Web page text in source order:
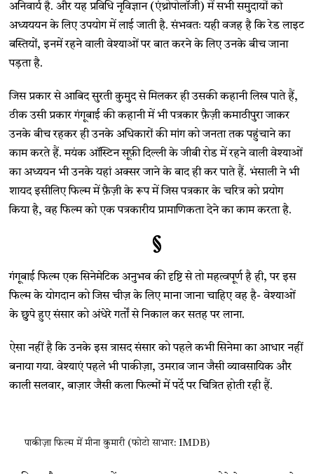
अनिवार्य है. और यह प्रविधि नृविज्ञान (एंथ्रोपोलॉजी) में सभी समुदायों को
अध्यययन के लिए उपयोग में लाई जाती है. संभवतः यही वजह है कि रेड लाइट
बस्तियों, इनमें रहने वाली वेश्याओं पर बात करने के लिए उनके बीच जाना
पड़ता है.
जिस प्रकार से आबिद सुरती कुमुद से मिलकर ही उसकी कहानी लिख पाते हैं,
ठीक उसी प्रकार गंगूबाई की कहानी में भी पत्रकार फ़ैज़ी कमाठीपुरा जाकर
उनके बीच रहकर ही उनके अधिकारों की मांग को जनता तक पहुंचाने का
काम करते हैं. मयंक ऑस्टिन सूफ़ी दिल्ली के जीबी रोड में रहने वाली वेश्याओं
का अध्ययन भी उनके यहां अक्सर जाने के बाद ही कर पाते हैं. भंसाली ने भी
शायद इसीलिए फिल्म में फ़ैज़ी के रूप में जिस पत्रकार के चरित्र को प्रयोग
किया है, वह फिल्म को एक पत्रकारीय प्रामाणिकता देने का काम करता है.
§
गंगूबाई फिल्म एक सिनेमेटिक अनुभव की दृष्टि से तो महत्वपूर्ण है ही, पर इस
फिल्म के योगदान को जिस चीज़ के लिए माना जाना चाहिए वह है- वेश्याओं
के छुपे हुए संसार को अंधेरे गर्तों से निकाल कर सतह पर लाना.
ऐसा नहीं है कि उनके इस त्रासद संसार को पहले कभी सिनेमा का आधार नहीं
बनाया गया. वेश्याएं पहले भी पाकीज़ा, उमराव जान जैसी व्यावसायिक और
काली सलवार, बाज़ार जैसी कला फिल्मों में पर्दे पर चित्रित होती रही हैं.
पाकीज़ा फिल्म में मीना कुमारी (फोटो साभार: IMDB)